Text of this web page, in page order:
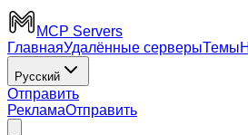
MCP Servers
ГлавнаяУдалённые серверыТемы
Русский
Отправить
РекламаОтправить